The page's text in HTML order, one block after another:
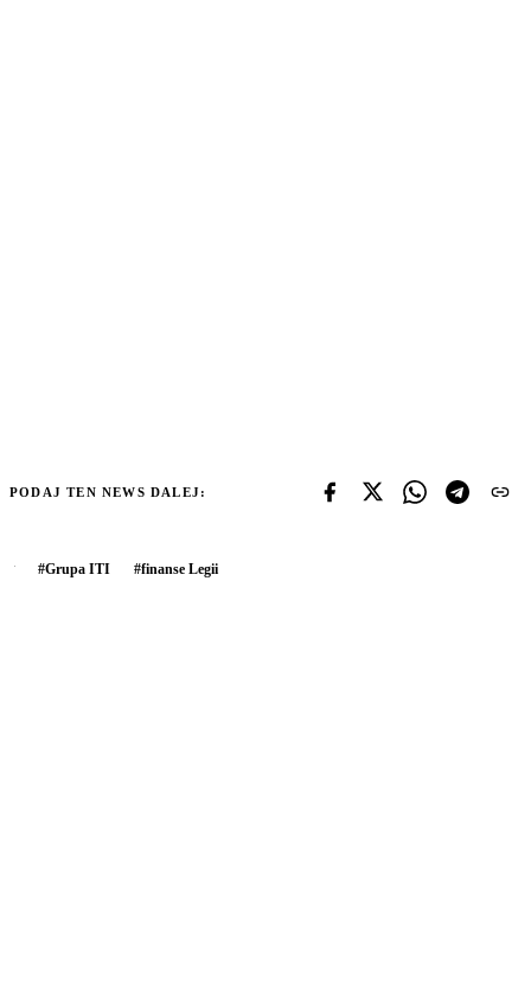
PODAJ TEN NEWS DALEJ:
#Grupa ITI #finanse Legii